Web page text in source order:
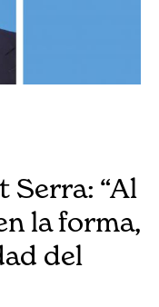
Serra: “Al
la forma,
del